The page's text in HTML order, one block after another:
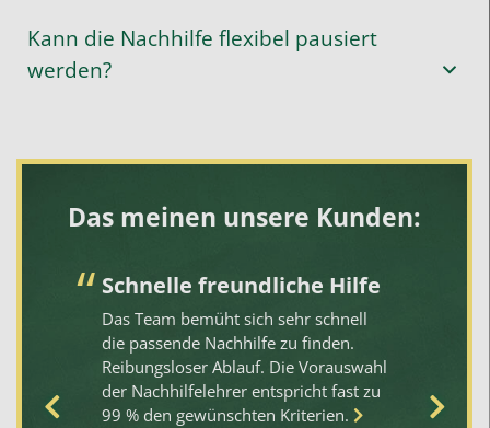
Kann die Nachhilfe flexibel pausiert
werden?
Das meinen unsere Kunden:
Schnelle freundliche Hilfe
Das Team bemüht sich sehr schnell
die passende Nachhilfe zu finden.
Reibungsloser Ablauf. Die Vorauswahl
der Nachhilfelehrer entspricht fast zu
99 % den gewünschten Kriterien.